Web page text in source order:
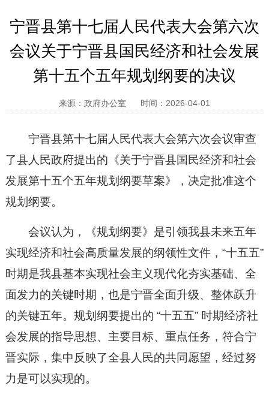
宁晋县第十七届人民代表大会第六次
会议关于宁晋县国民经济和社会发展
第十五个五年规划纲要的决议
来源：政府办公室 时间：2026-04-01
宁晋县第十七届人民代表大会第六次会议审查
了县人民政府提出的《关于宁晋县国民经济和社会
发展第十五个五年规划纲要草案》，决定批准这个
规划纲要。
会议认为，《规划纲要》是引领我县未来五年
实现经济和社会高质量发展的纲领性文件，“十五五”
时期是我县基本实现社会主义现代化夯实基础、全
面发力的关键时期，也是宁晋全面升级、整体跃升
的关键五年。规划纲要提出的 “十五五” 时期经济社
会发展的指导思想、主要目标、重点任务，符合宁
晋实际，集中反映了全县人民的共同愿望，经过努
力是可以实现的。